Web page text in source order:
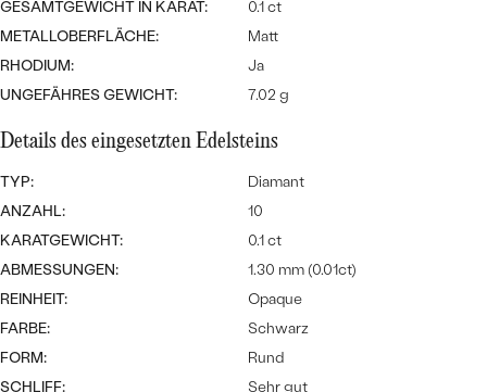
ANSEHEN
Bestseller
GESAMTGEWICHT IN KARAT:
0.1 ct
METALLOBERFLÄCHE:
Matt
RHODIUM:
Ja
UNGEFÄHRES GEWICHT:
7.02 g
Details des eingesetzten Edelsteins
TYP:
Diamant
ANZAHL:
10
KARATGEWICHT:
0.1 ct
ABMESSUNGEN:
1.30 mm (0.01ct)
REINHEIT:
Opaque
FARBE:
Schwarz
FORM:
Rund
SCHLIFF:
Sehr gut